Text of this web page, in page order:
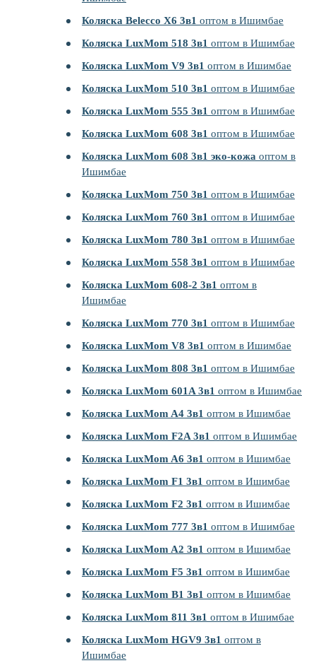
Коляска Belecco X6 3в1 оптом в Ишимбае
Коляска LuxMom 518 3в1 оптом в Ишимбае
Коляска LuxMom V9 3в1 оптом в Ишимбае
Коляска LuxMom 510 3в1 оптом в Ишимбае
Коляска LuxMom 555 3в1 оптом в Ишимбае
Коляска LuxMom 608 3в1 оптом в Ишимбае
Коляска LuxMom 608 3в1 эко-кожа оптом в
Ишимбае
Коляска LuxMom 750 3в1 оптом в Ишимбае
Коляска LuxMom 760 3в1 оптом в Ишимбае
Коляска LuxMom 780 3в1 оптом в Ишимбае
Коляска LuxMom 558 3в1 оптом в Ишимбае
Коляска LuxMom 608-2 3в1 оптом в
Ишимбае
Коляска LuxMom 770 3в1 оптом в Ишимбае
Коляска LuxMom V8 3в1 оптом в Ишимбае
Коляска LuxMom 808 3в1 оптом в Ишимбае
Коляска LuxMom 601A 3в1 оптом в Ишимбае
Коляска LuxMom A4 3в1 оптом в Ишимбае
Коляска LuxMom F2A 3в1 оптом в Ишимбае
Коляска LuxMom A6 3в1 оптом в Ишимбае
Коляска LuxMom F1 3в1 оптом в Ишимбае
Коляска LuxMom F2 3в1 оптом в Ишимбае
Коляска LuxMom 777 3в1 оптом в Ишимбае
Коляска LuxMom A2 3в1 оптом в Ишимбае
Коляска LuxMom F5 3в1 оптом в Ишимбае
Коляска LuxMom B1 3в1 оптом в Ишимбае
Коляска LuxMom 811 3в1 оптом в Ишимбае
Коляска LuxMom HGV9 3в1 оптом в
Ишимбае